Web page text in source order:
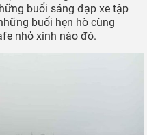
buổi sáng đạp xe tập
buổi hẹn hò cùng
nhỏ xinh nào đó.